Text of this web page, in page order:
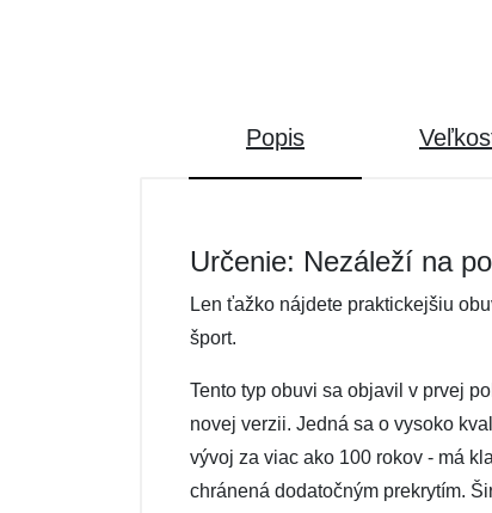
Popis
Určenie: Nezáleží na
Len ťažko nájdete praktickejšiu
šport.
Tento typ obuvi sa objavil v prvej
novej verzii. Jedná sa o vysoko
vývoj za viac ako 100 rokov - má
chránená dodatočným prekrytím.